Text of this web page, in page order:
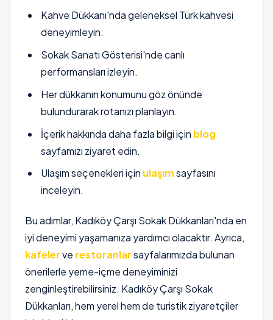
Kahve Dükkanı'nda geleneksel Türk kahvesi
deneyimleyin.
Sokak Sanatı Gösterisi'nde canlı
performansları izleyin.
Her dükkanın konumunu göz önünde
bulundurarak rotanızı planlayın.
İçerik hakkında daha fazla bilgi için blog
sayfamızı ziyaret edin.
Ulaşım seçenekleri için ulaşımsayfasını
inceleyin.
Bu adımlar, Kadıköy Çarşı Sokak Dükkanları'nda en
iyi deneyimi yaşamanıza yardımcı olacaktır. Ayrıca,
kafelerve restoranlarsayfalarımızda bulunan
önerilerle yeme-içme deneyiminizi
zenginleştirebilirsiniz. Kadıköy Çarşı Sokak
Dükkanları, hem yerel hem de turistik ziyaretçiler